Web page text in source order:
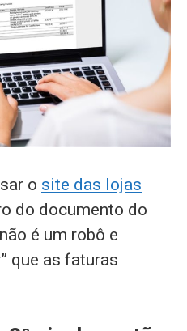
o site das lojas
do documento do
é um robô e
que as faturas